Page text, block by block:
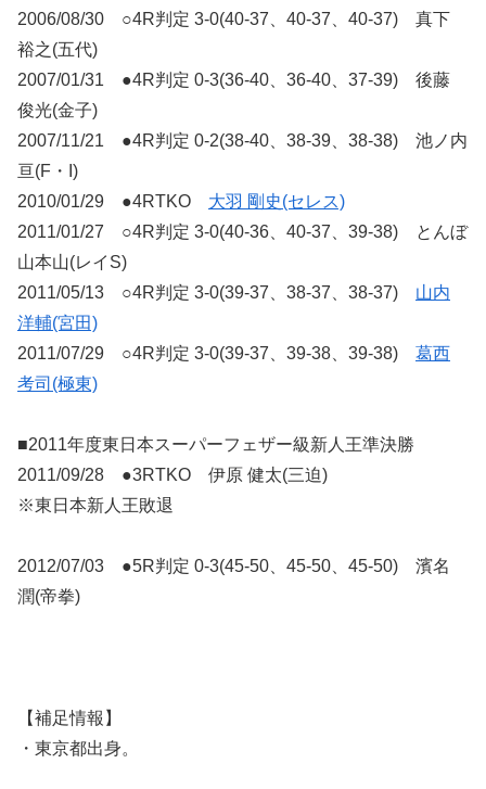
2006/08/30 ○4R判定 3-0(40-37、40-37、40-37) 真下
裕之(五代)
2007/01/31 ●4R判定 0-3(36-40、36-40、37-39) 後藤
俊光(金子)
2007/11/21 ●4R判定 0-2(38-40、38-39、38-38) 池ノ内
亘(F・I)
2010/01/29 ●4RTKO 大羽 剛史(セレス)
2011/01/27 ○4R判定 3-0(40-36、40-37、39-38) とんぼ
山本山(レイS)
2011/05/13 ○4R判定 3-0(39-37、38-37、38-37) 山内
洋輔(宮田)
2011/07/29 ○4R判定 3-0(39-37、39-38、39-38) 葛西
考司(極東)
■2011年度東日本スーパーフェザー級新人王準決勝
2011/09/28 ●3RTKO 伊原 健太(三迫)
※東日本新人王敗退
2012/07/03 ●5R判定 0-3(45-50、45-50、45-50) 濱名
潤(帝拳)
【補足情報】
・東京都出身。